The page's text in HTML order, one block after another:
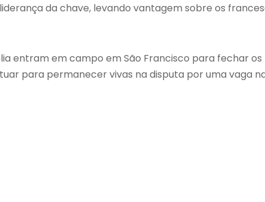
da chave, levando vantagem sobre os
entram em campo em São Francisco para fechar os
para permanecer vivas na disputa por uma vaga